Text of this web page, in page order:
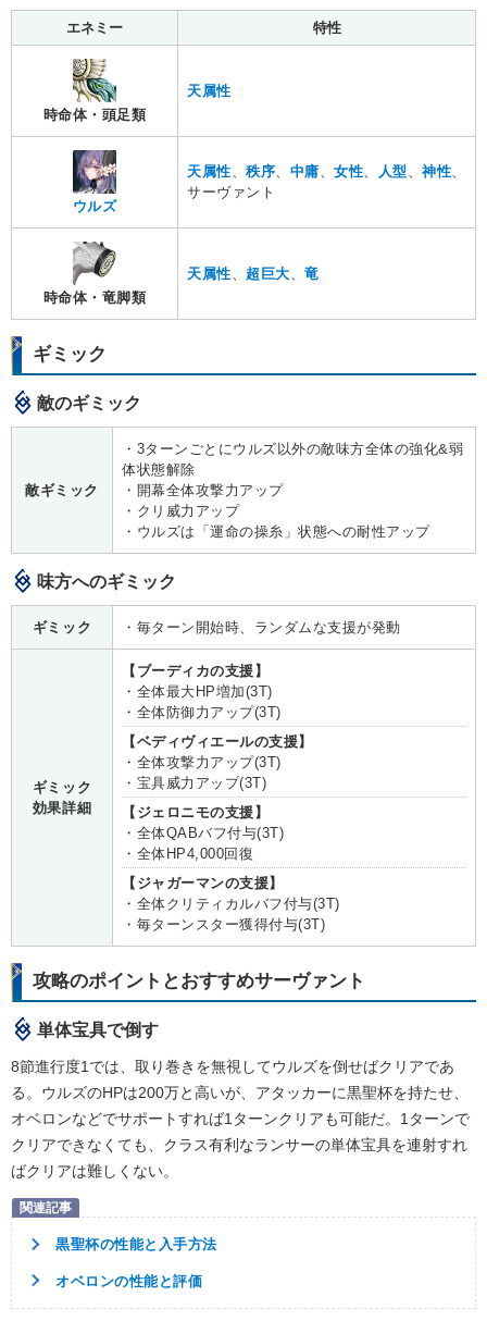
エネミー 特性
時命体・頭足類
天属性
ウルズ
天属性、秩序、 中庸、女性、 人型 、神性、
サーヴァント
時命体・竜脚類
天属性、超巨大、竜
ギミック
敵のギミック
敵ギミック
・3ターンごとにウルズ以外の敵味方全体の強化&弱
体状態解除
・開幕全体攻撃力アップ
・クリ威力アップ
・ウルズは「運命の操糸」状態への耐性アップ
味方へのギミック
ギミック ・毎ターン開始時、ランダムな支援が発動
ギミック
効果詳細
【ブーディカの支援】
・全体最大HP増加(3T)
・全体防御力アップ(3T)
【ベディヴィエールの支援】
・全体攻撃力アップ(3T)
・宝具威力アップ(3T)
【ジェロニモの支援】
・全体QABバフ付与(3T)
・全体HP4,000回復
【ジャガーマンの支援】
・全体クリティカルバフ付与(3T)
・毎ターンスター獲得付与(3T)
攻略のポイントとおすすめサーヴァント
単体宝具で倒す
8節進行度1では、取り巻きを無視してウルズを倒せばクリアであ
る。ウルズのHPは200万と高いが、アタッカーに黒聖杯を持たせ、
オベロンなどでサポートすれば1ターンクリアも可能だ。1ターンで
クリアできなくても、クラス有利なランサーの単体宝具を連射すれ
ばクリアは難しくない。
黒聖杯の性能と入手方法
オベロンの性能と評価